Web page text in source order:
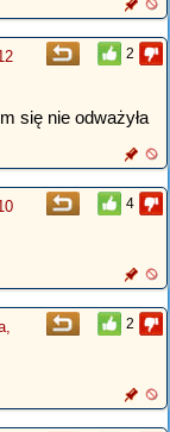
2
się nie odważyła
4
2